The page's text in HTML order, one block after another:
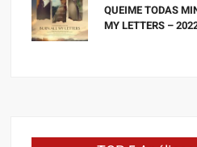
QUEIME TODAS
MY LETTERS –